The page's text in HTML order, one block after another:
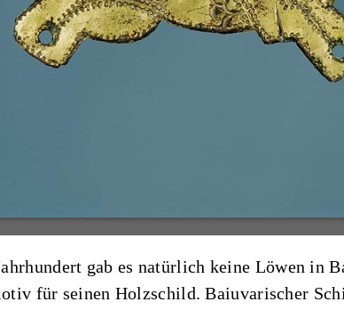
gab es natürlich keine Löwen in
für seinen Holzschild. Baiuvarischer